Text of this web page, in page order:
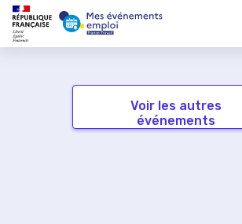
Voir les autres
événements